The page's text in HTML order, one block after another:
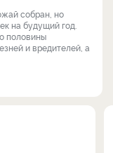
собран, но
на будущий год.
половины
и вредителей, а